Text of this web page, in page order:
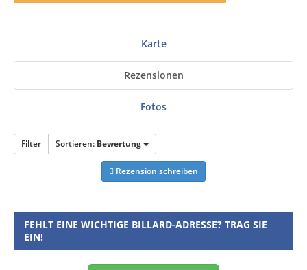
Karte
Rezensionen
Fotos
Filter Sortieren: Bewertung
Rezension schreiben
FEHLT EINE WICHTIGE BILLARD-ADRESSE? TRAG SIE
EIN!